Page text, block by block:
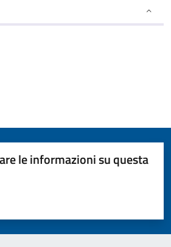
le informazioni su questa
5 stelle su 5
su 5
su 5
5